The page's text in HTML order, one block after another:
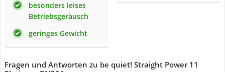
besonders leises
Betriebsgeräusch
geringes Gewicht
Fragen und Antworten zu be quiet! Straight Power 11